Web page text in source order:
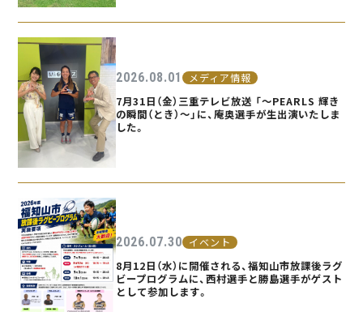
2026.08.01 メディア情報
7月31日（金）三重テレビ放送 「〜PEARLS 輝き
の瞬間（とき）〜」に、庵奥選手が生出演いたしま
した。
2026.07.30 イベント
8月12日（水）に開催される、福知山市放課後ラグ
ビープログラムに、西村選手と勝島選手がゲスト
として参加します。